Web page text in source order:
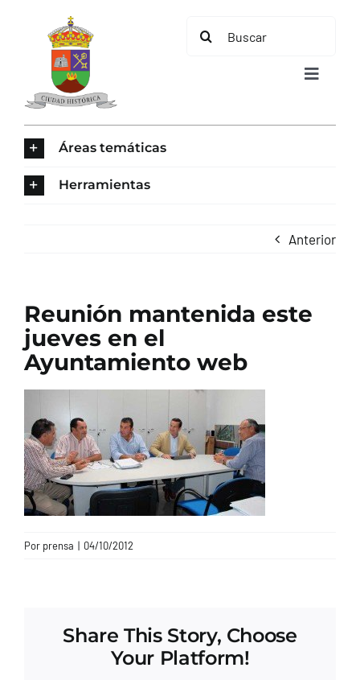
contenido
Buscar:
Toggle
TURISMO
Áreas temáticas
Herramientas
Anterior
Reunión mantenida este
jueves en el
Ayuntamiento web
Por prensa | 04/10/2012
Share This Story, Choose
Your Platform!